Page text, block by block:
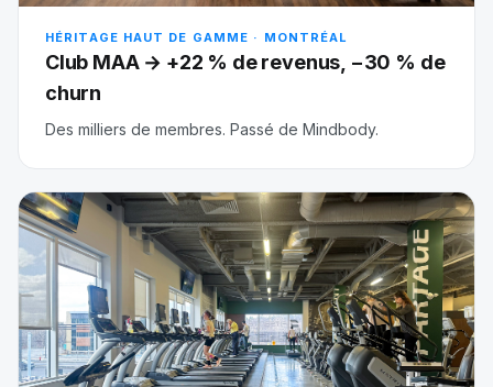
HÉRITAGE HAUT DE GAMME · MONTRÉAL
Club MAA → +22 % de revenus, −30 % de
churn
Des milliers de membres. Passé de Mindbody.